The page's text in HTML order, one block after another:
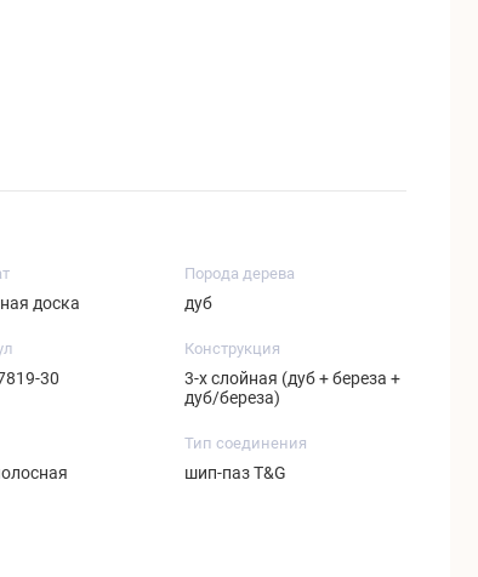
доска
Порода дерева
дуб
30
Конструкция
3-х слойная (дуб + береза +
дуб/береза)
Тип соединения
шип-паз T&G